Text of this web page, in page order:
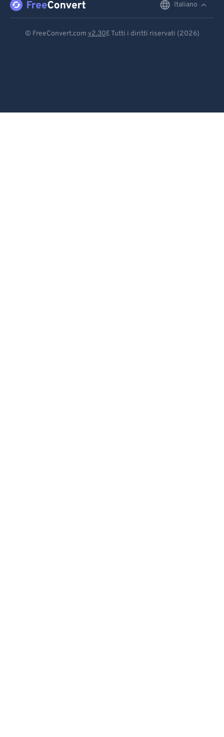
Italiano
© FreeConvert.com v2.30E Tutti i diritti riservati (2026)